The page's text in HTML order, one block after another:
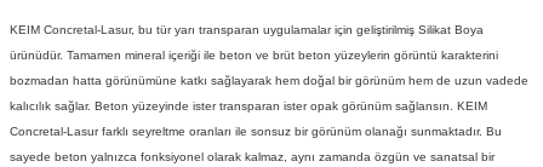
KEIM Concretal-Lasur, bu tür yarı transparan uygulamalar için geliştirilmiş Silikat Boya
ürünüdür. Tamamen mineral içeriği ile beton ve brüt beton yüzeylerin görüntü karakterini
bozmadan hatta görünümüne katkı sağlayarak hem doğal bir görünüm hem de uzun vadede
kalıcılık sağlar. Beton yüzeyinde ister transparan ister opak görünüm sağlansın. KEIM
Concretal-Lasurfarklı seyreltme oranları ile sonsuz bir görünüm olanağı sunmaktadır. Bu
sayede beton yalnızca fonksiyonel olarak kalmaz, aynı zamanda özgün ve sanatsal bir